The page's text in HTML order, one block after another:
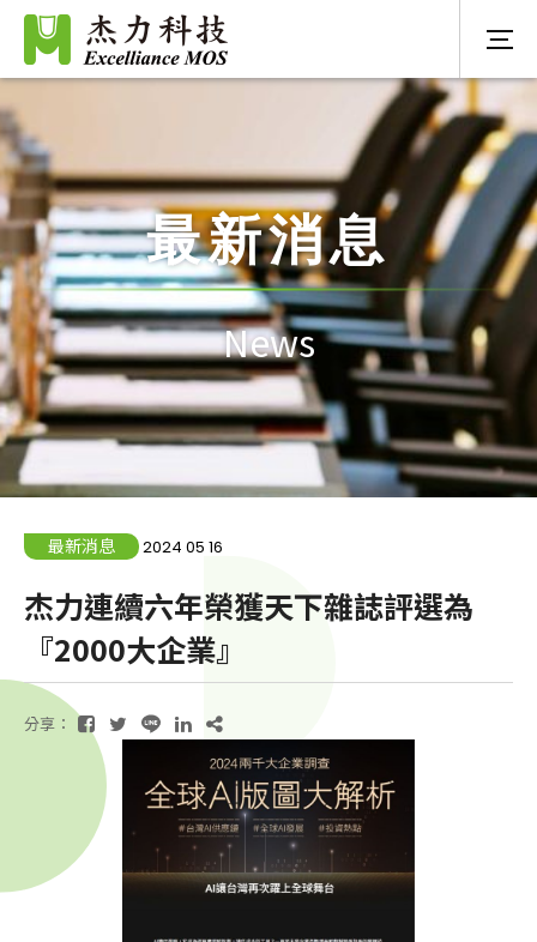
最新消息
News
最新消息 2024 05 16
杰力連續六年榮獲天下雜誌評選為
『2000大企業』
分享：